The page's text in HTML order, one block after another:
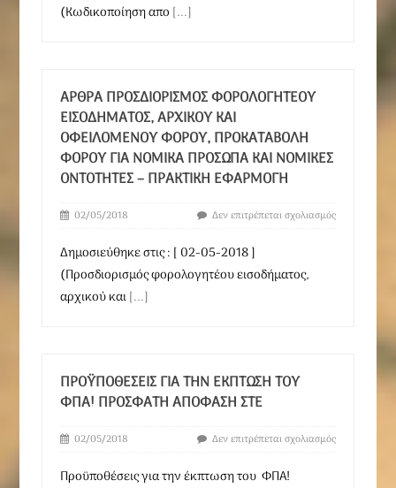
(Κωδικοποίηση απο [...]
ΆΡΘΡΑ ΠΡΟΣΔΙΟΡΙΣΜΌΣ ΦΟΡΟΛΟΓΗΤΈΟΥ
ΕΙΣΟΔΉΜΑΤΟΣ, ΑΡΧΙΚΟΎ ΚΑΙ
ΟΦΕΙΛΌΜΕΝΟΥ ΦΌΡΟΥ, ΠΡΟΚΑΤΑΒΟΛΉ
ΦΌΡΟΥ ΓΙΑ ΝΟΜΙΚΆ ΠΡΌΣΩΠΑ ΚΑΙ ΝΟΜΙΚΈΣ
ΟΝΤΌΤΗΤΕΣ – ΠΡΑΚΤΙΚΉ ΕΦΑΡΜΟΓΉ
02/05/2018 Δεν επιτρέπεται σχολιασμός
Δημοσιεύθηκε στις : [ 02-05-2018 ]
(Προσδιορισμός φορολογητέου εισοδήματος,
αρχικού και[...]
ΠΡΟΫΠΟΘΈΣΕΙΣ ΓΙΑ ΤΗΝ ΈΚΠΤΩΣΗ ΤΟΥ
ΦΠΑ! ΠΡΌΣΦΑΤΗ ΑΠΌΦΑΣΗ ΣΤΕ
02/05/2018 Δεν επιτρέπεται σχολιασμός
Προϋποθέσεις για την έκπτωση του ΦΠΑ!